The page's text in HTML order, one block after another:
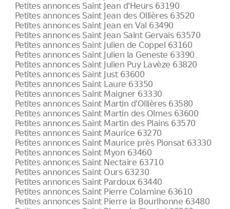
Petites annonces Saint Jean d'Heurs 63190
Petites annonces Saint Jean des Ollières 63520
Petites annonces Saint Jean en Val 63490
Petites annonces Saint Jean Saint Gervais 63570
Petites annonces Saint Julien de Coppel 63160
Petites annonces Saint Julien la Geneste 63390
Petites annonces Saint Julien Puy Lavèze 63820
Petites annonces Saint Just 63600
Petites annonces Saint Laure 63350
Petites annonces Saint Maigner 63330
Petites annonces Saint Martin d'Ollières 63580
Petites annonces Saint Martin des Olmes 63600
Petites annonces Saint Martin des Plains 63570
Petites annonces Saint Maurice 63270
Petites annonces Saint Maurice près Pionsat 63330
Petites annonces Saint Myon 63460
Petites annonces Saint Nectaire 63710
Petites annonces Saint Ours 63230
Petites annonces Saint Pardoux 63440
Petites annonces Saint Pierre Colamine 63610
Petites annonces Saint Pierre la Bourlhonne 63480